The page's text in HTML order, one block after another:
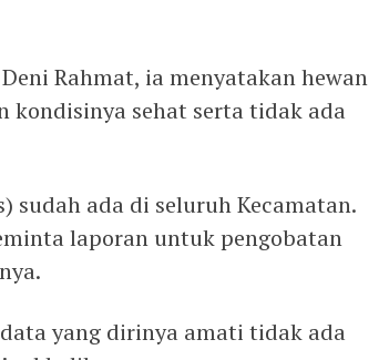
Rahmat, ia menyatakan hewan
sehat serta tidak ada
sudah ada di seluruh Kecamatan.
laporan untuk pengobatan
yang dirinya amati tidak ada